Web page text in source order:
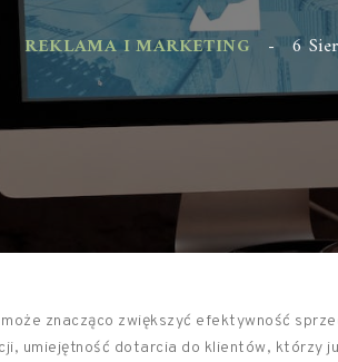
REKLAMA I MARKETING - 6
znacząco zwiększyć efektywność
umiejętność dotarcia do klientów, którzy